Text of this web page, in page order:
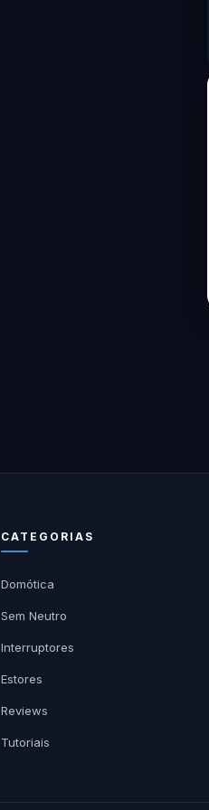
CATEGORIAS
Domótica
Sem Neutro
Interruptores
Estores
Reviews
Tutoriais